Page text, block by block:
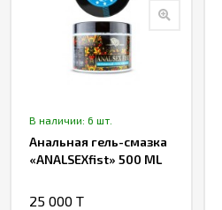
В наличии: 6 шт.
Анальная гель-смазка
«ANALSEXfist» 500 ML
25 000 T